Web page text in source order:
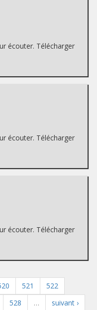
écouter. Télécharger
écouter. Télécharger
écouter. Télécharger
521
522
528 …
suivant ›